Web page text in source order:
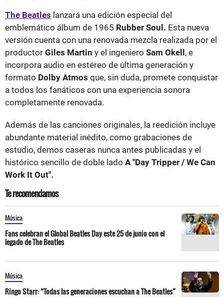
The Beatles lanzará una edición especial del
emblemático álbum de 1965 Rubber Soul. Esta nueva
versión cuenta con una renovada mezcla realizada por el
productor Giles Martin y el ingeniero Sam Okell , e
incorpora audio en estéreo de última generación y
formato Dolby Atmos que, sin duda, promete conquistar
a todos los fanáticos con una experiencia sonora
completamente renovada.
Además de las canciones originales, la reedición incluye
abundante material inédito, como grabaciones de
estudio, demos caseras nunca antes publicadas y el
histórico sencillo de doble lado A "Day Tripper / We Can
Work It Out".
Te recomendamos
Música
Fans celebran el Global Beatles Day este 25 de junio con el
legado de The Beatles
Música
Ringo Starr: “Todas las generaciones escuchan a The Beatles”